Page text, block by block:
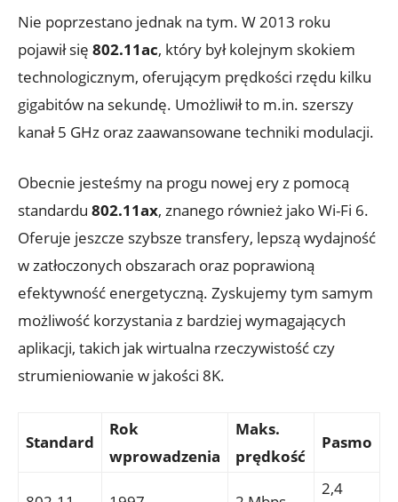
Nie poprzestano jednak na tym. W 2013 roku
pojawił ‍się 802.11ac, który był kolejnym skokiem
technologicznym, oferującym prędkości rzędu kilku
gigabitów ⁣na ‌sekundę. ⁢Umożliwił to m.in. szerszy
kanał 5 GHz oraz zaawansowane techniki modulacji.
Obecnie jesteśmy na progu nowej ery z pomocą
standardu⁢ 802.11ax, znanego również jako Wi-Fi⁢ 6.
Oferuje ​jeszcze szybsze transfery,‌ lepszą wydajność
w zatłoczonych obszarach oraz ‍poprawioną‌
efektywność energetyczną. Zyskujemy tym samym
możliwość korzystania⁤ z bardziej wymagających
aplikacji, takich jak wirtualna‌ rzeczywistość czy
⁢strumieniowanie w jakości ⁣8K.
Standard
Rok
⁢wprowadzenia
Maks.
prędkość
Pasmo
2,4